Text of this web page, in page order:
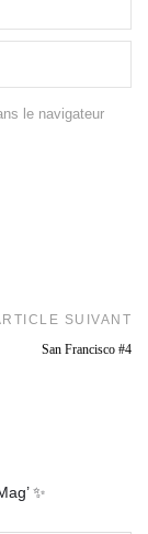
le navigateur
SUIVANT
San Francisco #4
✨